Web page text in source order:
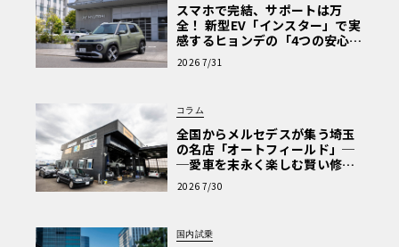
スマホで完結、サポートは万
全！ 新型EV「インスター」で実
感するヒョンデの「4つの安心」
【第1回・ヒョンデ6つの疑問：
Why? Hyundai?】〈PR〉
2026 7/31
コラム
全国からメルセデスが集う埼玉
の名店「オートフィールド」─
─愛車を末永く楽しむ賢い修理
術と、プロがフックス製オイル
を選ぶ理由〈PR〉
2026 7/30
国内試乗